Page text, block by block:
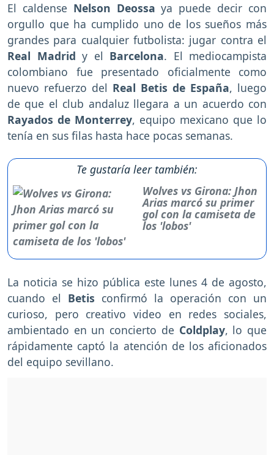
El caldense Nelson Deossa ya puede decir con
orgullo que ha cumplido uno de los sueños más
grandes para cualquier futbolista: jugar contra el
Real Madrid y el Barcelona. El mediocampista
colombiano fue presentado oficialmente como
nuevo refuerzo del Real Betis de España, luego
de que el club andaluz llegara a un acuerdo con
Rayados de Monterrey, equipo mexicano que lo
tenía en sus filas hasta hace pocas semanas.
Te gustaría leer también:
Wolves vs Girona: Jhon
Arias marcó su primer
gol con la camiseta de
los 'lobos'
La noticia se hizo pública este lunes 4 de agosto,
cuando el Betis confirmó la operación con un
curioso, pero creativo video en redes sociales,
ambientado en un concierto de Coldplay, lo que
rápidamente captó la atención de los aficionados
del equipo sevillano.